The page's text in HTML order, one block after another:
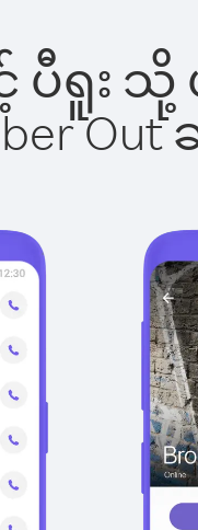
င့် ပီရူ
Out